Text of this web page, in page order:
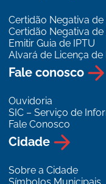
Certidão Negativa
Certidão Negativa
Emitir Guia de IPTU
Alvará de Licença
Fale conosco
Ouvidoria
SIC – Serviço de
Fale Conosco
Cidade
Sobre a Cidade